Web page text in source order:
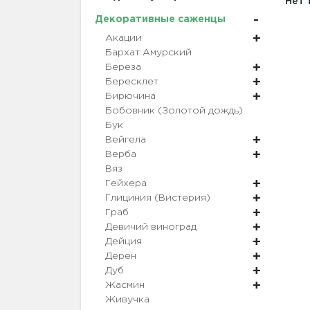
Декоративные саженцы
Акации
Бархат Амурский
Береза
Бересклет
Бирючина
Бобовник (Золотой дождь)
Бук
Вейгела
Верба
Вяз
Гейхера
Глициния (Вистерия)
Граб
Девичий виноград
Дейция
Дерен
Дуб
Жасмин
Живучка